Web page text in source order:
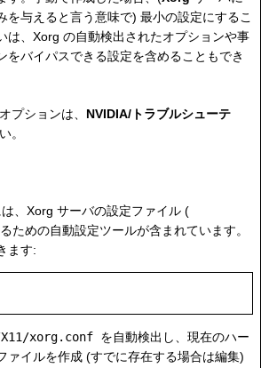
を与えると言う意味で) 最小の設定にするこ
は、Xorg の自動検出されたオプションや事
をバイパスできる設定を含めることもでき
プションは、 NVIDIA/トラブルシューテ
。
、Xorg サーバの設定ファイル (
ための自動設定ツールが含まれています。
ます:
xorg.conf を自動検出し、現在のハー
ァイルを作成 (すでに存在する場合は編集)